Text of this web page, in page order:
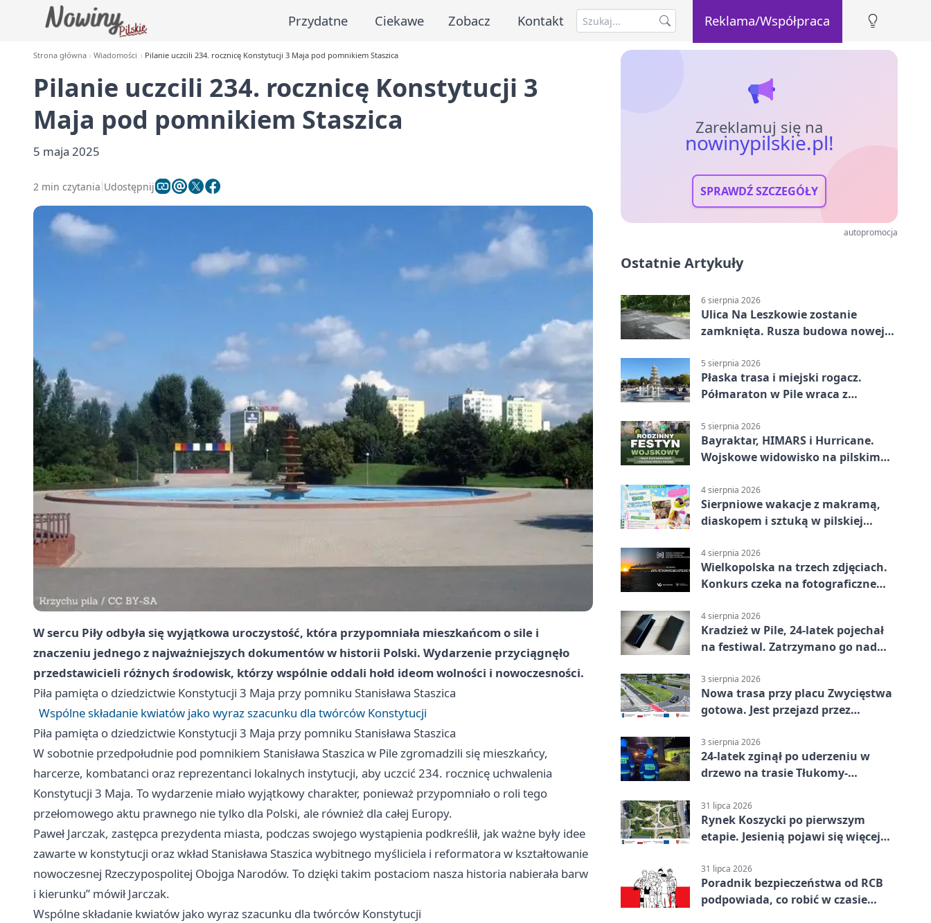
Przydatne Ciekawe Zobacz Kontakt Reklama/Współpraca
Strona główna Wiadomości Pilanie uczcili 234. rocznicę Konstytucji 3 Maja pod pomnikiem Staszica
Pilanie uczcili 234. rocznicę Konstytucji 3
Maja pod pomnikiem Staszica
5 maja 2025
2 min czytania Udostępnij
W sercu Piły odbyła się wyjątkowa uroczystość, która przypomniała mieszkańcom o sile i
znaczeniu jednego z najważniejszych dokumentów w historii Polski. Wydarzenie przyciągnęło
przedstawicieli różnych środowisk, którzy wspólnie oddali hołd ideom wolności i nowoczesności.
Piła pamięta o dziedzictwie Konstytucji 3 Maja przy pomniku Stanisława Staszica
Wspólne składanie kwiatów jako wyraz szacunku dla twórców Konstytucji
Piła pamięta o dziedzictwie Konstytucji 3 Maja przy pomniku Stanisława Staszica
W sobotnie przedpołudnie pod pomnikiem Stanisława Staszica w Pile zgromadzili się mieszkańcy,
harcerze, kombatanci oraz reprezentanci lokalnych instytucji, aby uczcić 234. rocznicę uchwalenia
Konstytucji 3 Maja. To wydarzenie miało wyjątkowy charakter, ponieważ przypomniało o roli tego
przełomowego aktu prawnego nie tylko dla Polski, ale również dla całej Europy.
Paweł Jarczak, zastępca prezydenta miasta, podczas swojego wystąpienia podkreślił, jak ważne były idee
zawarte w konstytucji oraz wkład Stanisława Staszica wybitnego myśliciela i reformatora w kształtowanie
nowoczesnej Rzeczypospolitej Obojga Narodów. To dzięki takim postaciom nasza historia nabierała barw
i kierunku” mówił Jarczak.
Wspólne składanie kwiatów jako wyraz szacunku dla twórców Konstytucji
Zareklamuj się na
nowinypilskie.pl!
SPRAWDŹ SZCZEGÓŁY
autopromocja
Ostatnie Artykuły
6 sierpnia 2026
Ulica Na Leszkowie zostanie
zamknięta. Rusza budowa nowej
5 sierpnia 2026
Płaska trasa i miejski rogacz.
Półmaraton w Pile wraca z
5 sierpnia 2026
Bayraktar, HIMARS i Hurricane.
Wojskowe widowisko na pilskim
4 sierpnia 2026
Sierpniowe wakacje z makramą,
diaskopem i sztuką w pilskiej
4 sierpnia 2026
Wielkopolska na trzech zdjęciach.
Konkurs czeka na fotograficzne
4 sierpnia 2026
Kradzież w Pile, 24-latek pojechał
na festiwal. Zatrzymano go nad
3 sierpnia 2026
Nowa trasa przy placu Zwycięstwa
gotowa. Jest przejazd przez
3 sierpnia 2026
24-latek zginął po uderzeniu w
drzewo na trasie Tłukomy-
31 lipca 2026
Rynek Koszycki po pierwszym
etapie. Jesienią pojawi się więcej
31 lipca 2026
Poradnik bezpieczeństwa od RCB
podpowiada, co robić w czasie